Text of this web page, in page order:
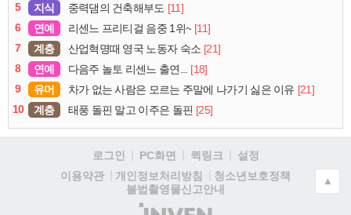
5
지식 중력댐의 건축해부도 [11]
6
연예 리센느 프리티걸 음중 1위~ [11]
7
계층 산업혁명때 영국 노동자 숙소 [21]
8
연예 다음주 놀토 리센느 출연... [18]
9
유머 차가 없는 사람은 모르는 주말에 나가기 싫은 이유 [21]
10
계층 태풍 돌핀 말고 이주은 돌핀 [25]
로그인 PC화면 퀵링크
설정
이용약관
개인정보처리방침
청소년보호정책
불법촬영물신고안내
(주)
▲